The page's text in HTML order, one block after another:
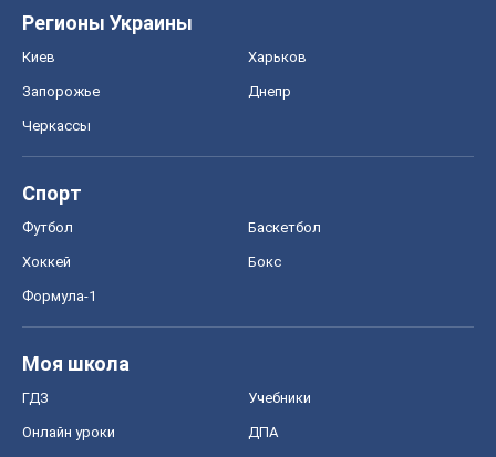
Регионы Украины
Киев Харьков
Запорожье Днепр
Черкассы
Спорт
Футбол Баскетбол
Хоккей Бокс
Формула-1
Моя школа
ГДЗ Учебники
Онлайн уроки ДПА